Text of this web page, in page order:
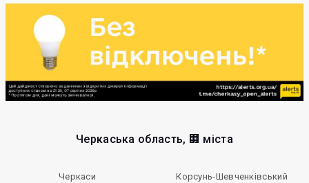
Черкаська область, 🏢 міста
Черкаси
Корсунь-Шевченківський